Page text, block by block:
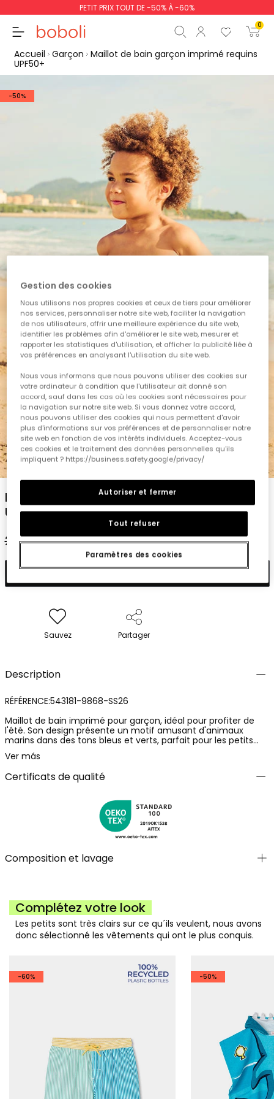
PETIT PRIX TOUT DE -50% À -60%
0
Commencer la
Accueil Garçon Maillot de bain garçon imprimé requins
UPF50+
-50%
1 2 3 4 5 6
Maillot de bain garçon imprimé requins
UPF50+
22,95 € 11,45 €
Ajouter
Sauvez Partager
Description
RÉFÉRENCE:543181-9868-SS26
Maillot de bain imprimé pour garçon, idéal pour profiter de
l'été. Son design présente un motif amusant d'animaux
marins dans des tons bleus et verts, parfait pour les petits
explorateurs. Confectionné dans un matériau résistant à
l'eau, il assure confort et durabilité. Disponible en tailles de 12
mois à 10 ans, garantissant un ajustement idéal à mesure
qu'ils grandissent. Ce maillot de bain allie style et
plage. Produit avec protection solaire UPF 50+
Ver más
Certificats de qualité
Composition et lavage
Complétez votre look
Les petits sont très clairs sur ce qu´ils veulent, nous avons
donc sélectionné les vêtements qui ont le plus conquis.
-60% -50%
Gestion des cookies
Nous utilisons nos propres cookies et ceux de tiers pour améliorer
nos services, personnaliser notre site web, faciliter la navigation
de nos utilisateurs, offrir une meilleure expérience du site web,
identifier les problèmes afin d'améliorer le site web, mesurer et
rapporter les statistiques d'utilisation, et afficher la publicité liée à
vos préférences en analysant l'utilisation du site web.
Nous vous informons que nous pouvons utiliser des cookies sur
votre ordinateur à condition que l'utilisateur ait donné son
accord, sauf dans les cas où les cookies sont nécessaires pour
la navigation sur notre site web. Si vous donnez votre accord,
nous pouvons utiliser des cookies qui nous permettent d'avoir
plus d'informations sur vos préférences et de personnaliser notre
site web en fonction de vos intérêts individuels. Acceptez-vous
ces cookies et le traitement des données personnelles qu'ils
impliquent ? https://business.safety.google/privacy/
Paramètres des cookies
Tout refuser
Autoriser et fermer